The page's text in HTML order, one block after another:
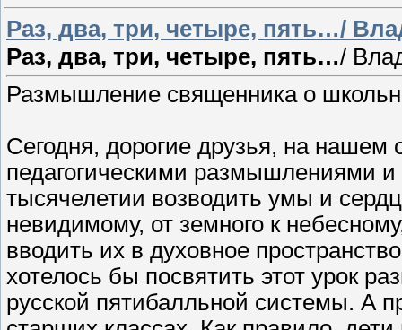
Раз, два, три, четыре, пять…/
Раз, два, три, четыре, пять…/
Размышление священника о
Сегодня, дорогие друзья, на нашем
педагогическими размышлениями
тысячелетии возводить умы и
невидимому, от земного к
вводить их в духовное
хотелось бы посвятить этот урок
русской пятибалльной системы. А